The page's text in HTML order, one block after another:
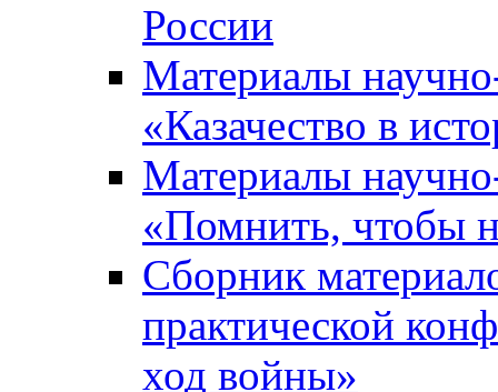
России
Материалы
«Казачество в
Материалы
«Помнить, чтобы
Сборник
практической
ход войны»